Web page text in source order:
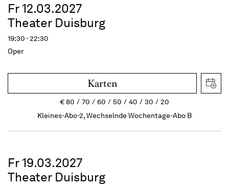
Fr 12.03.2027
Theater Duisburg
19:30 - 22:30
Oper
Karten
€80 70 60 50 40 30
20
Kleines-Abo-2, Wechselnde Wochentage-Abo B
Fr 19.03.2027
Theater Duisburg